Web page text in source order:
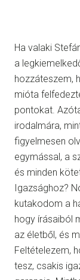
Ha valaki
a
hozzáteszem,
mióta
pontokat.
irodalmára,
figyelmesen
egymással, a
és minden
Igazsághoz?
kutakodom a
hogy írásaiból
az életből, és
Feltételezem,
tesz, csakis